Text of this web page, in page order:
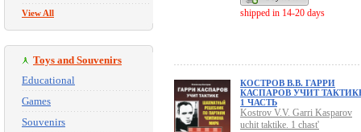
View All
Toys and Souvenirs
Educational
Games
Souvenirs
shipped in 14-20 days
КОСТРОВ В.В. ГАРРИ
КАСПАРОВ УЧИТ
1 ЧАСТЬ
Kostrov V.V. Garri Kasparov
uchit taktike. 1 chast'